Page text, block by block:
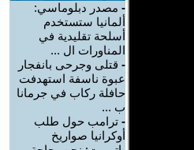
- مصدر دبلوماسي:
ألمانيا ستستخدم
أسلحة تقليدية في
المناورات ال ...
- قتلى وجرحى بانفجار
عبوة ناسفة استهدفت
حافلة ركاب في جرمانا
ب ...
- ترامب حول طلب
أوكرانيا صواريخ